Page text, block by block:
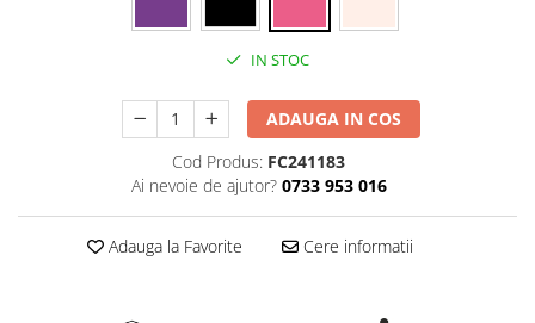
Carioci si creioane colorate
Rezerve instrumente scris
Tavite documente si suporturi
Foarfece pentru birou
IN STOC
ADAUGA IN COS
Cod Produs: FC241183
Ai nevoie de ajutor? 0733 953 016
Adauga la Favorite Cere informatii